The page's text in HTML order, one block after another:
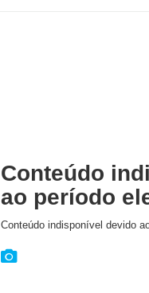
Conteúdo
ao período
Conteúdo indisponível devido